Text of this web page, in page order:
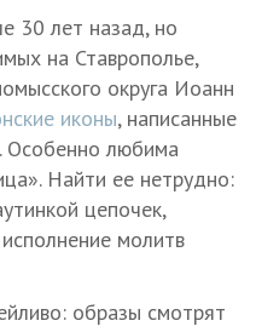
30 лет назад, но
на Ставрополье,
округа Иоанн
иконы, написанные
Особенно любима
Найти ее нетрудно:
цепочек,
молитв
образы смотрят